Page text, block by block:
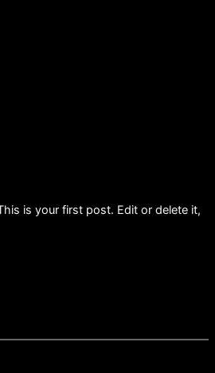
is your first post. Edit or delete it,